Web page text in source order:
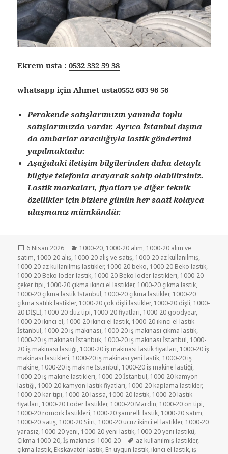
Ekrem usta :0532 332 59 38
whatsapp için Ahmet usta0552 603 96 56
Perakende satışlarımızın yanında toplu
satışlarımızda vardır. Ayrıca İstanbul dışına
da ambarlar aracılığıyla lastik gönderimi
yapılmaktadır.
Aşağıdaki iletişim bilgilerinden daha detaylı
bilgiye telefonla arayarak sahip olabilirsiniz.
Lastik markaları, fiyatları ve diğer teknik
özellikler için bizlere günün her saati kolayca
ulaşmanız mümkündür.
Yayın
tarihi
6 Nisan 2026 Kategoriler
1000-20, 1000-20 alım, 1000-20 alım ve
satım, 1000-20 alış, 1000-20 alış ve satış, 1000-20 az kullanılmış,
1000-20 az kullanılmış lastikler, 1000-20 beko, 1000-20 Beko lastik,
1000-20 Beko loder lastik, 1000-20 Beko loder lastikleri, 1000-20
çeker tipi, 1000-20 çıkma ikinci el lastikler, 1000-20 çıkma lastik,
1000-20 çıkma lastik İstanbul, 1000-20 çıkma lastikler, 1000-20
çıkma satılık lastikler, 1000-20 çok dişli lastikler, 1000-20 dişli, 1000-
20 DİŞLİ, 1000-20 düz tipi, 1000-20 fiyatları, 1000-20 goodyear,
1000-20 ikinci el, 1000-20 ikinci el lastik, 1000-20 ikinci el lastik
İstanbul, 1000-20 iş makinası, 1000-20 iş makinası çıkma lastik,
1000-20 iş makinası İstanbuk, 1000-20 iş makinası İstanbul, 1000-
20 iş makinası lastiği, 1000-20 iş makinası lastik fiyatları, 1000-20 iş
makinası lastikleri, 1000-20 iş makinası yeni lastik, 1000-20 iş
makine, 1000-20 iş makine İstanbul, 1000-20 iş makine lastiği,
1000-20 iş makine lastikleri, 1000-20 İstanbul, 1000-20 kamyon
lastiği, 1000-20 kamyon lastik fiyatları, 1000-20 kaplama lastikler,
1000-20 kar tipi, 1000-20 lassa, 1000-20 lastik, 1000-20 lastik
fiyatları, 1000-20 Loder lastikler, 1000-20 Mardin, 1000-20 ön tipi,
1000-20 römork lastikleri, 1000-20 şamrelli lastik, 1000-20 satım,
1000-20 satış, 1000-20 Siirt, 1000-20 ucuz ikinci el lastikler, 1000-20
yarasız, 1000-20 yeni, 1000-20 yeni lastik, 1000-20 yeni lastikü,
Çıkma 1000-20,İş makinası 1000-20 Etiketler
az kullanılmış lastikler,
çıkma lastik, Ekskavatör lastik, En uygun lastik, ikinci el lastik, iş